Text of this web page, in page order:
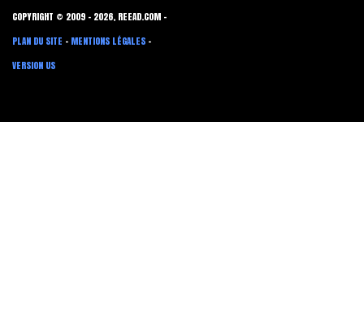
COPYRIGHT © 2009 - 2026, REEAD.COM -
PLAN DU SITE - MENTIONS LÉGALES -
VERSION US